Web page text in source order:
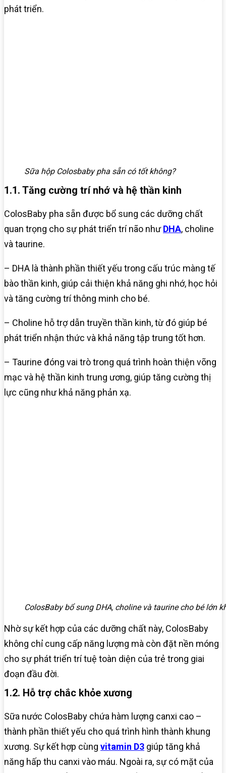
phát triển.
Sữa hộp Colosbaby pha sẵn có tốt không?
1.1. Tăng cường trí nhớ và hệ thần kinh
ColosBaby pha sẵn được bổ sung các dưỡng chất
quan trọng cho sự phát triển trí não nhưDHA, choline
và taurine.
– DHA là thành phần thiết yếu trong cấu trúc màng tế
bào thần kinh, giúp cải thiện khả năng ghi nhớ, học hỏi
và tăng cường trí thông minh cho bé.
– Choline hỗ trợ dẫn truyền thần kinh, từ đó giúp bé
phát triển nhận thức và khả năng tập trung tốt hơn.
– Taurine đóng vai trò trong quá trình hoàn thiện võng
mạc và hệ thần kinh trung ương, giúp tăng cường thị
lực cũng như khả năng phản xạ.
ColosBaby bổ sung DHA, choline và taurine cho bé lớn
Nhờ sự kết hợp của các dưỡng chất này, ColosBaby
không chỉ cung cấp năng lượng mà còn đặt nền móng
cho sự phát triển trí tuệ toàn diện của trẻ trong giai
đoạn đầu đời.
1.2. Hỗ trợ chắc khỏe xương
Sữa nước ColosBaby chứa hàm lượng canxi cao –
thành phần thiết yếu cho quá trình hình thành khung
xương. Sự kết hợp cùng vitamin D3 giúp tăng khả
năng hấp thu canxi vào máu. Ngoài ra, sự có mặt của